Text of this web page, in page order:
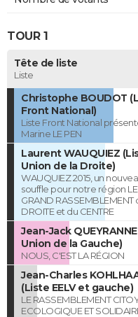
TOUR 1
Tête de liste
Liste
Christophe BOUDOT
Front National)
Liste Front National
Marine LE PEN
Laurent WAUQUIEZ
Union de la Droite)
WAUQUIEZ 2015, un
souffle pour notre région LE
GRAND RASSEMBLEMENT
DROITE et du CENTRE
Jean-Jack
Union de la Gauche)
NOUS, C'EST LA RÉGION
Jean-Charles
(Liste EELV et gauche)
LE RASSEMBLEMENT
ECOLOGIQUE ET